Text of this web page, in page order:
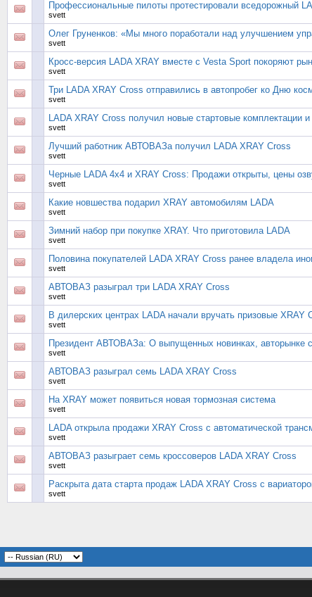
Профессиональные пилоты протестировали вседорожный
svett
Олег Груненков: «Мы много поработали над улучшением
svett
Кросс-версия LADA XRAY вместе с Vesta Sport покоряют
svett
Три LADA XRAY Cross отправились в автопробег ко Дню
svett
LADA XRAY Cross получил новые стартовые комплектации
svett
Лучший работник АВТОВАЗа получил LADA XRAY Cross
svett
Черные LADA 4x4 и XRAY Cross: Продажи открыты, цены
svett
Какие новшества подарил XRAY автомобилям LADA
svett
Зимний набор при покупке XRAY. Что приготовила LADA
svett
Половина покупателей LADA XRAY Cross ранее владела
svett
АВТОВАЗ разыграл три LADA XRAY Cross
svett
В дилерских центрах LADA начали вручать призовые XRAY
svett
Президент АВТОВАЗа: О выпущенных новинках, авторынке
svett
АВТОВАЗ разыграл семь LADA XRAY Cross
svett
На XRAY может появиться новая тормозная система
svett
LADA открыла продажи XRAY Cross с автоматической
svett
АВТОВАЗ разыграет семь кроссоверов LADA XRAY Cross
svett
Раскрыта дата старта продаж LADA XRAY Cross с
svett